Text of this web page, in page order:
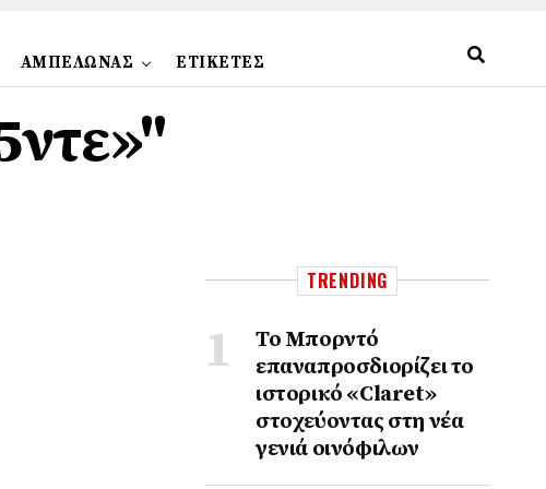
ΑΜΠΕΛΩΝΑΣ ΕΤΙΚΕΤΕΣ
TRENDING
Το Μπορντό
επαναπροσδιορίζει το
ιστορικό «Claret»
στοχεύοντας στη νέα
γενιά οινόφιλων